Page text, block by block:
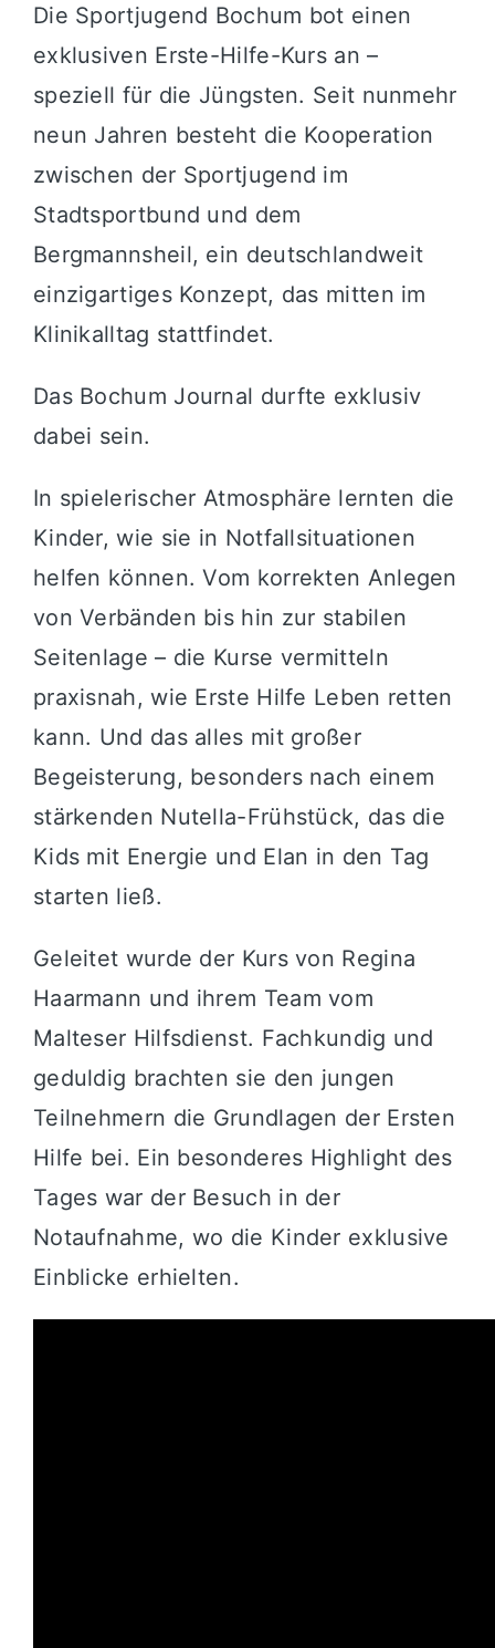
Die Sportjugend Bochum bot einen
exklusiven Erste-Hilfe-Kurs an –
speziell für die Jüngsten. Seit nunmehr
neun Jahren besteht die Kooperation
zwischen der Sportjugend im
Stadtsportbund und dem
Bergmannsheil, ein deutschlandweit
einzigartiges Konzept, das mitten im
Klinikalltag stattfindet.
Das Bochum Journal durfte exklusiv
dabei sein.
In spielerischer Atmosphäre lernten die
Kinder, wie sie in Notfallsituationen
helfen können. Vom korrekten Anlegen
von Verbänden bis hin zur stabilen
Seitenlage – die Kurse vermitteln
praxisnah, wie Erste Hilfe Leben retten
kann. Und das alles mit großer
Begeisterung, besonders nach einem
stärkenden Nutella-Frühstück, das die
Kids mit Energie und Elan in den Tag
starten ließ.
Geleitet wurde der Kurs von Regina
Haarmann und ihrem Team vom
Malteser Hilfsdienst. Fachkundig und
geduldig brachten sie den jungen
Teilnehmern die Grundlagen der Ersten
Hilfe bei. Ein besonderes Highlight des
Tages war der Besuch in der
Notaufnahme, wo die Kinder exklusive
Einblicke erhielten.